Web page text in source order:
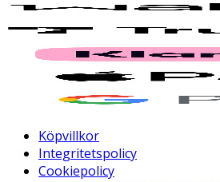
Köpvillkor
Integritetspolicy
Cookiepolicy